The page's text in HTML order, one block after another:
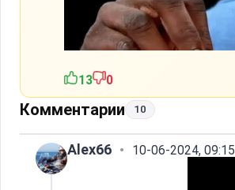
13 0
Комментарии 10
Alex66 10-06-2024, 09:15